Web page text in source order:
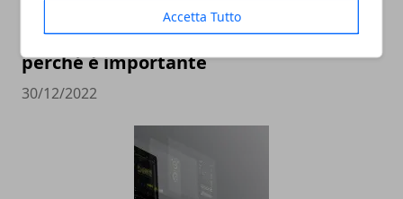
Accetta Tutto
Pubblicità sui social: come farla e
perché è importante
30/12/2022